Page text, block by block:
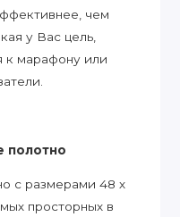
чем
у Вас цель,
к марафону или
полотно
с размерами 48 х
просторных в